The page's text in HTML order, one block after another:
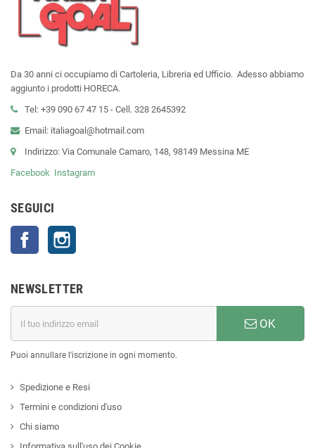
Da 30 anni ci occupiamo di Cartoleria, Libreria ed Ufficio. Adesso abbiamo
aggiunto i prodotti HORECA.
Tel: +39 090 67 47 15 - Cell. 328 2645392
Email: italiagoal@hotmail.com
Indirizzo: Via Comunale Camaro, 148, 98149 Messina ME
Facebook Instagram
SEGUICI
Facebook
NEWSLETTER
OK
Puoi annullare l'iscrizione in ogni momento.
Spedizione e Resi
Termini e condizioni d'uso
Chi siamo